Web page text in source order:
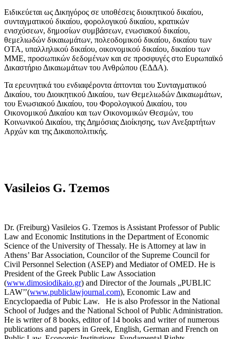
Ειδικεύεται ως Δικηγόρος σε υποθέσεις διοικητικού δικαίου,
συνταγματικού δικαίου, φορολογικού δικαίου, κρατικών
ενισχύσεων, δημοσίων συμβάσεων, ενωσιακού δικαίου,
θεμελιωδών δικαιωμάτων, πολεοδομικού δικαίου, δικαίου των
ΟΤΑ, υπαλληλικού δικαίου, οικονομικού δικαίου, δικαίου των
ΜΜΕ, προσωπικών δεδομένων και σε προσφυγές στο Ευρωπαϊκό
Δικαστήριο Δικαιωμάτων του Ανθρώπου (ΕΔΔΑ).
Τα ερευνητικά του ενδιαφέροντα άπτονται του Συνταγματικού
Δικαίου, του Διοικητικού Δικαίου, των Θεμελιωδών Δικαιωμάτων,
του Ενωσιακού Δικαίου, του Φορολογικού Δικαίου, του
Οικονομικού Δικαίου και των Οικονομικών Θεσμών, του
Κοινωνικού Δικαίου, της Δημόσιας Διοίκησης, των Ανεξαρτήτων
Αρχών και της Δικαιοπολιτικής.
Vasileios G. Tzemos
Dr. (Freiburg) Vasileios G. Tzemos is Assistant Professor of Public
Law and Economic Institutions in the Department of Economic
Science of the University of Thessaly. He is Attorney at law in
Athens’ Bar Association, Councilor of the Supreme Council for
Civil Personnel Selection (ASEP) and Mediator of OMED. He is
President of the Greek Public Law Association
(www.dimosiodikaio.gr) and Director of the Journals „PUBLIC
LAW’’(www.publiclawjournal.com), Economic Law and
Encyclopaedia of Pubic Law. He is also Professor in the National
School of Judges and the National School of Public Administration.
He is writer of 8 books, editor of 14 books and writer of numerous
publications and papers in Greek, English, German and French on